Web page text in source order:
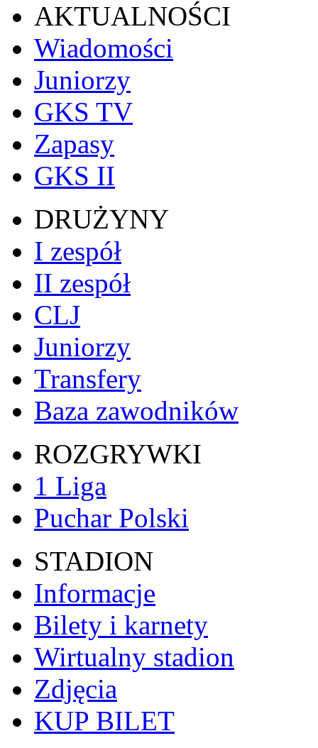
AKTUALNOŚCI
Wiadomości
Juniorzy
GKS TV
Zapasy
GKS II
DRUŻYNY
I zespół
II zespół
CLJ
Juniorzy
Transfery
Baza zawodników
ROZGRYWKI
1 Liga
Puchar Polski
STADION
Informacje
Bilety i karnety
Wirtualny stadion
Zdjęcia
KUP BILET